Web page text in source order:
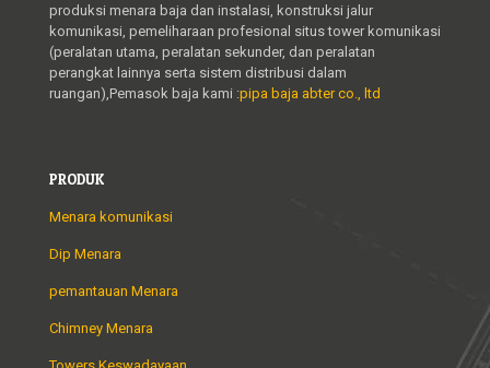
produksi menara baja dan instalasi, konstruksi jalur
komunikasi, pemeliharaan profesional situs tower komunikasi
(peralatan utama, peralatan sekunder, dan peralatan
perangkat lainnya serta sistem distribusi dalam
ruangan),Pemasok baja kami :pipa baja abter co., ltd
PRODUK
Menara komunikasi
Dip Menara
pemantauan Menara
Chimney Menara